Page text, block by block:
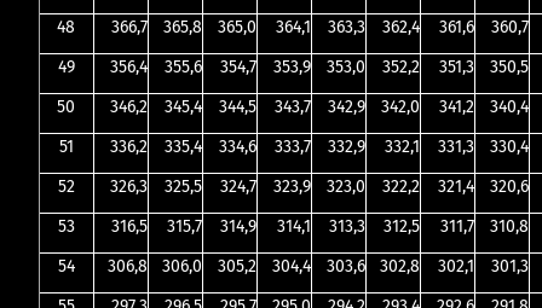
48
366,7 365,8 365,0 364,1 363,3 362,4 361,6
360,7
49
356,4 355,6 354,7 353,9 353,0 352,2 351,3
350,5
50
346,2 345,4 344,5 343,7 342,9 342,0 341,2
340,4
51
336,2 335,4 334,6 333,7 332,9 332,1 331,3
330,4
52
326,3 325,5 324,7 323,9 323,0 322,2 321,4
320,6
53
316,5 315,7 314,9 314,1 313,3 312,5 311,7
310,8
54
306,8 306,0 305,2 304,4 303,6 302,8 302,1
301,3